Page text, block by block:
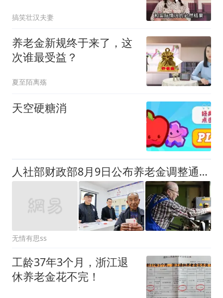
搞笑壮汉夫妻
养老金新规终于来了，这
次谁最受益？
夏至陌离殇
天空硬糖消
人社部财政部8月9日公布养老金调整通知及涨幅情况
无情有思ss
工龄37年3个月，浙江退
休养老金花不完！